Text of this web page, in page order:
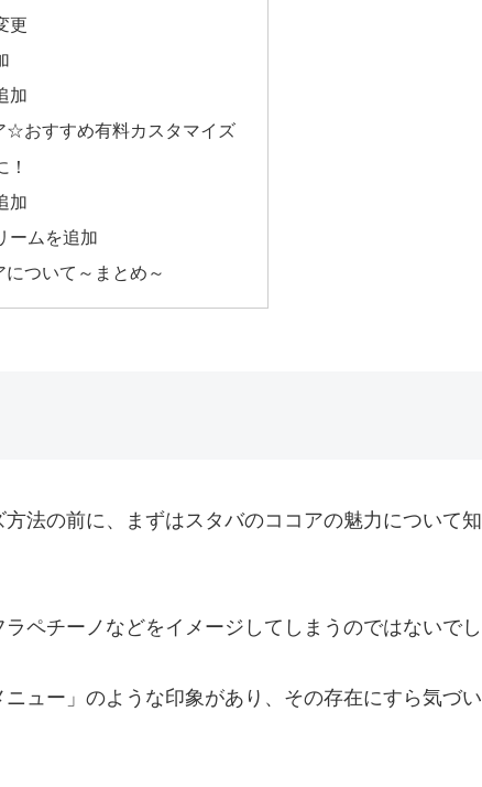
更
加
☆おすすめ有料カスタマイズ
！
加
ームを追加
について～まとめ～
法の前に、まずはスタバのココアの魅力について知
ペチーノなどをイメージしてしまうのではないでし
ュー」のような印象があり、その存在にすら気づい